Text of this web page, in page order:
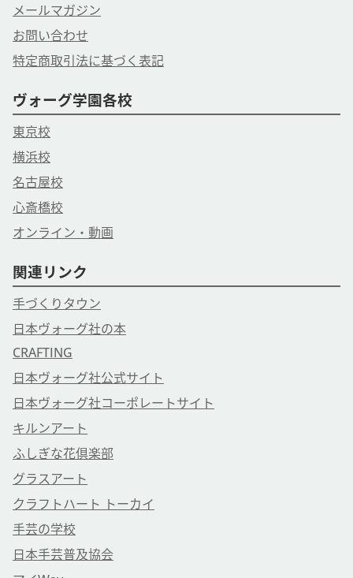
メールマガジン
お問い合わせ
特定商取引法に基づく表記
ヴォーグ学園各校
東京校
横浜校
名古屋校
心斎橋校
オンライン・動画
関連リンク
手づくりタウン
日本ヴォーグ社の本
CRAFTING
日本ヴォーグ社公式サイト
日本ヴォーグ社コーポレートサイト
キルンアート
ふしぎな花倶楽部
グラスアート
クラフトハート トーカイ
手芸の学校
日本手芸普及協会